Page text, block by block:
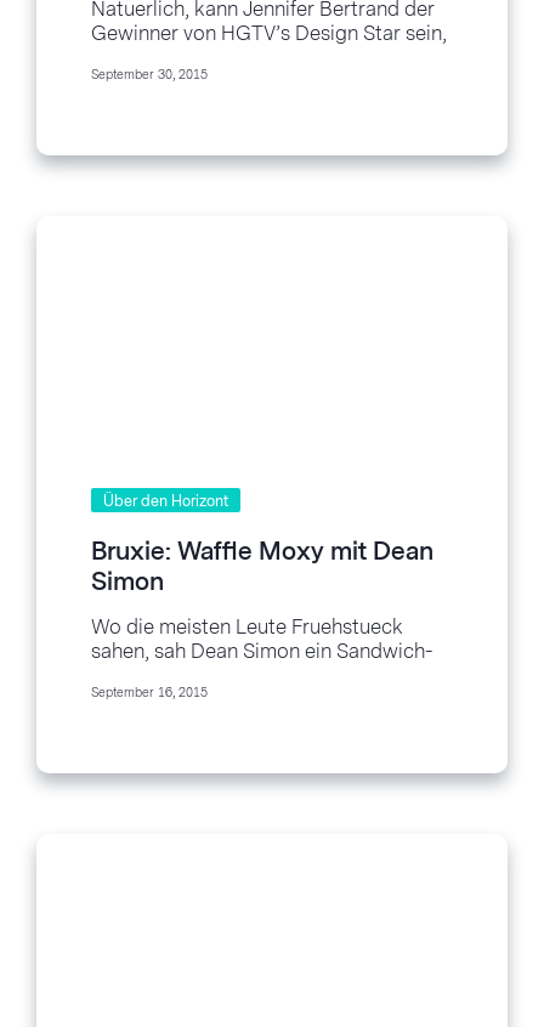
Natuerlich, kann Jennifer Bertrand der
Gewinner von HGTV’s Design Star sein,
Business”...
September 30, 2015
Über den Horizont
Bruxie: Waffle Moxy mit Dean
Simon
Wo die meisten Leute Fruehstueck
sahen, sah Dean Simon ein Sandwich-
der Waffel, explodierte vom...
September 16, 2015